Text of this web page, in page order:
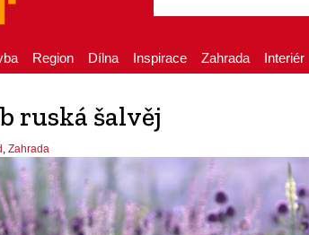
Region Dílna Inspirace Zahrada Interiér
ruská šalvěj
Zahrada